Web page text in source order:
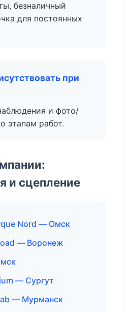
безналичный
для постоянных
при
и фото/
этапам работ.
и сцепление
Nord — Омск
— Воронеж
— Сургут
— Мурманск